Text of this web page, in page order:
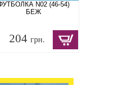
N02 (46-54)
БЕЖ
204 грн.